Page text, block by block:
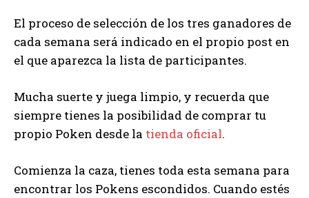
El proceso de selección de los tres ganadores de
cada semana será indicado en el propio post en
el que aparezca la lista de participantes.
Mucha suerte y juega limpio, y recuerda que
siempre tienes la posibilidad de comprar tu
propio Poken desde la tienda oficial.
Comienza la caza, tienes toda esta semana para
encontrar los Pokens escondidos. Cuando estés